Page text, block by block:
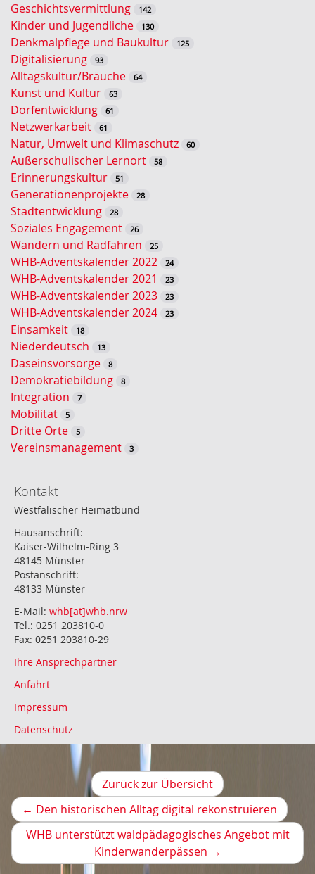
ü
s
s
e
l
w
o
r
t
-
S
u
c
h
e
Geschichtsvermittlung 142
Kinder und Jugendliche 130
Denkmalpflege und Baukultur 125
Digitalisierung 93
Alltagskultur/Bräuche 64
Kunst und Kultur 63
Dorfentwicklung 61
Netzwerkarbeit 61
Natur, Umwelt und Klimaschutz 60
Außerschulischer Lernort 58
Erinnerungskultur 51
Generationenprojekte 28
Stadtentwicklung 28
Soziales Engagement 26
Wandern und Radfahren 25
WHB-Adventskalender 2022 24
WHB-Adventskalender 2021 23
WHB-Adventskalender 2023 23
WHB-Adventskalender 2024 23
Einsamkeit 18
Niederdeutsch 13
Daseinsvorsorge 8
Demokratiebildung 8
Integration 7
Mobilität 5
Dritte Orte 5
Vereinsmanagement 3
Kontakt
Westfälischer Heimatbund
Hausanschrift:
Kaiser-Wilhelm-Ring 3
48145 Münster
Postanschrift:
48133 Münster
E-Mail: whb[at]whb.nrw
Tel.: 0251 203810-0
Fax: 0251 203810-29
Ihre Ansprechpartner
Anfahrt
Impressum
Datenschutz
← Den historischen Alltag digital rekonstruieren
Artikel
Zurück zur Übersicht
WHB unterstützt waldpädagogisches Angebot mit
Kinderwanderpässen Nächster
Artikel
→